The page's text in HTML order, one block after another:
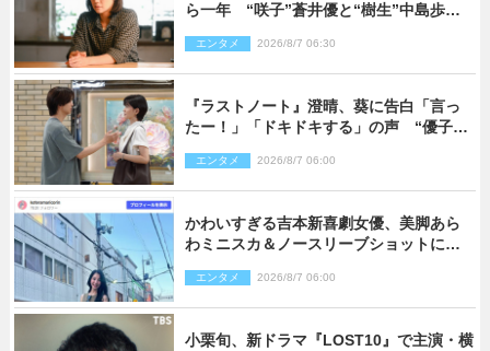
ら一年 “咲子”蒼井優と“樹生”中島歩は
エンタメ 2026/8/7 06:30
『ラストノート』澄晴、葵に告白「言っ
たー！」「ドキドキする」の声 “優子劇
エンタメ 2026/8/7 06:00
かわいすぎる吉本新喜劇女優、美脚あら
わミニスカ＆ノースリーブショットに反
エンタメ 2026/8/7 06:00
小栗旬、新ドラマ『LOST10』で主演・横